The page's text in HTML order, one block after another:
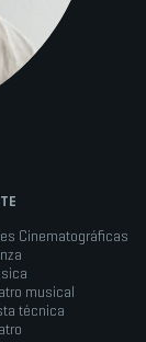
Cinematográficas
musical
técnica